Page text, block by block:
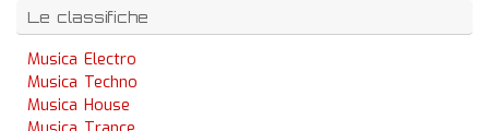
Le classifiche
Musica Electro
Musica Techno
Musica House